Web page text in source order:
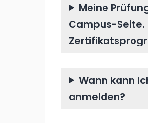
Meine
Campus-Seite.
Wann kann
anmelden?